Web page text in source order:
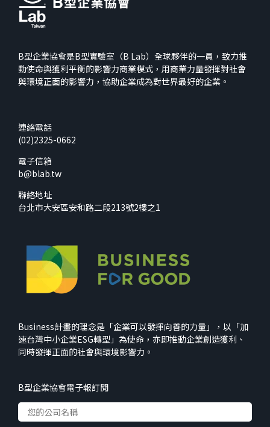
B型企業協會是B型實驗室（B Lab）全球夥伴的一員，致力推
動使命與獲利平衡的影響力商業模式，用商業力量發揮對社會
與環境正面的影響力，協助企業成為對世界最好的企業。
連絡電話
(02)2325-0662
電子信箱
b@blab.tw
聯絡地址
台北市大安區安和路二段213號2樓之1
Business計畫的理念是「企業可以發揮向善的力量」，以「加
速台灣中小企業ESG轉型」為使命，亦即推動企業創造獲利、
同時發揮正面的社會與環境影響力。
B型企業協會電子報訂閱